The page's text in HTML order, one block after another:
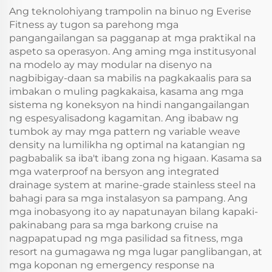
Ang teknolohiyang trampolin na binuo ng Everise
Fitness ay tugon sa parehong mga
pangangailangan sa pagganap at mga praktikal na
aspeto sa operasyon. Ang aming mga institusyonal
na modelo ay may modular na disenyo na
nagbibigay-daan sa mabilis na pagkakaalis para sa
imbakan o muling pagkakaisa, kasama ang mga
sistema ng koneksyon na hindi nangangailangan
ng espesyalisadong kagamitan. Ang ibabaw ng
tumbok ay may mga pattern ng variable weave
density na lumilikha ng optimal na katangian ng
pagbabalik sa iba't ibang zona ng higaan. Kasama sa
mga waterproof na bersyon ang integrated
drainage system at marine-grade stainless steel na
bahagi para sa mga instalasyon sa pampang. Ang
mga inobasyong ito ay napatunayan bilang kapaki-
pakinabang para sa mga barkong cruise na
nagpapatupad ng mga pasilidad sa fitness, mga
resort na gumagawa ng mga lugar panglibangan, at
mga koponan ng emergency response na